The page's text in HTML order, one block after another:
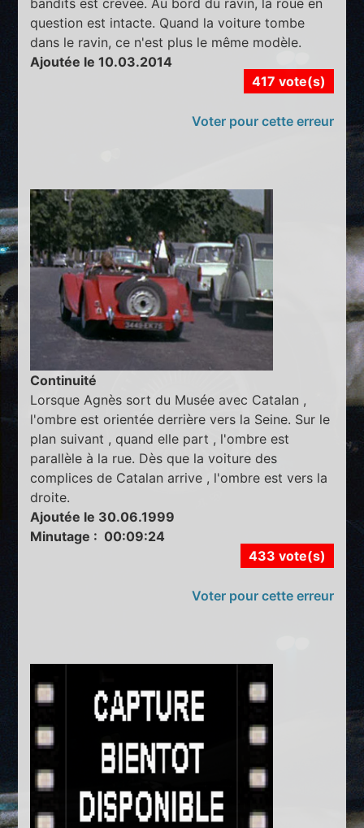
question est intacte. Quand la voiture tombe
dans le ravin, ce n'est plus le même modèle.
Ajoutée le 10.03.2014
417 vote(s)
Voter pour cette erreur
Continuité
Lorsque Agnès sort du Musée avec Catalan ,
l'ombre est orientée derrière vers la Seine. Sur le
plan suivant , quand elle part , l'ombre est
parallèle à la rue. Dès que la voiture des
complices de Catalan arrive , l'ombre est vers la
droite.
Ajoutée le 30.06.1999
Minutage : 00:09:24
433 vote(s)
Voter pour cette erreur